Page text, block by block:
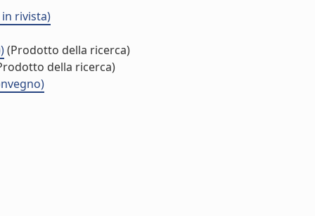
rivista)
(Prodotto della ricerca)
della ricerca)